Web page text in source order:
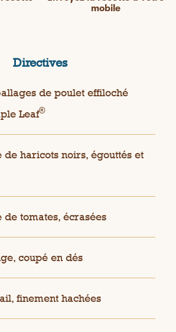
mobile
Directives
de poulet effiloché
Leaf®
de haricots noirs, égouttés et
de tomates, écrasées
coupé en dés
finement hachées